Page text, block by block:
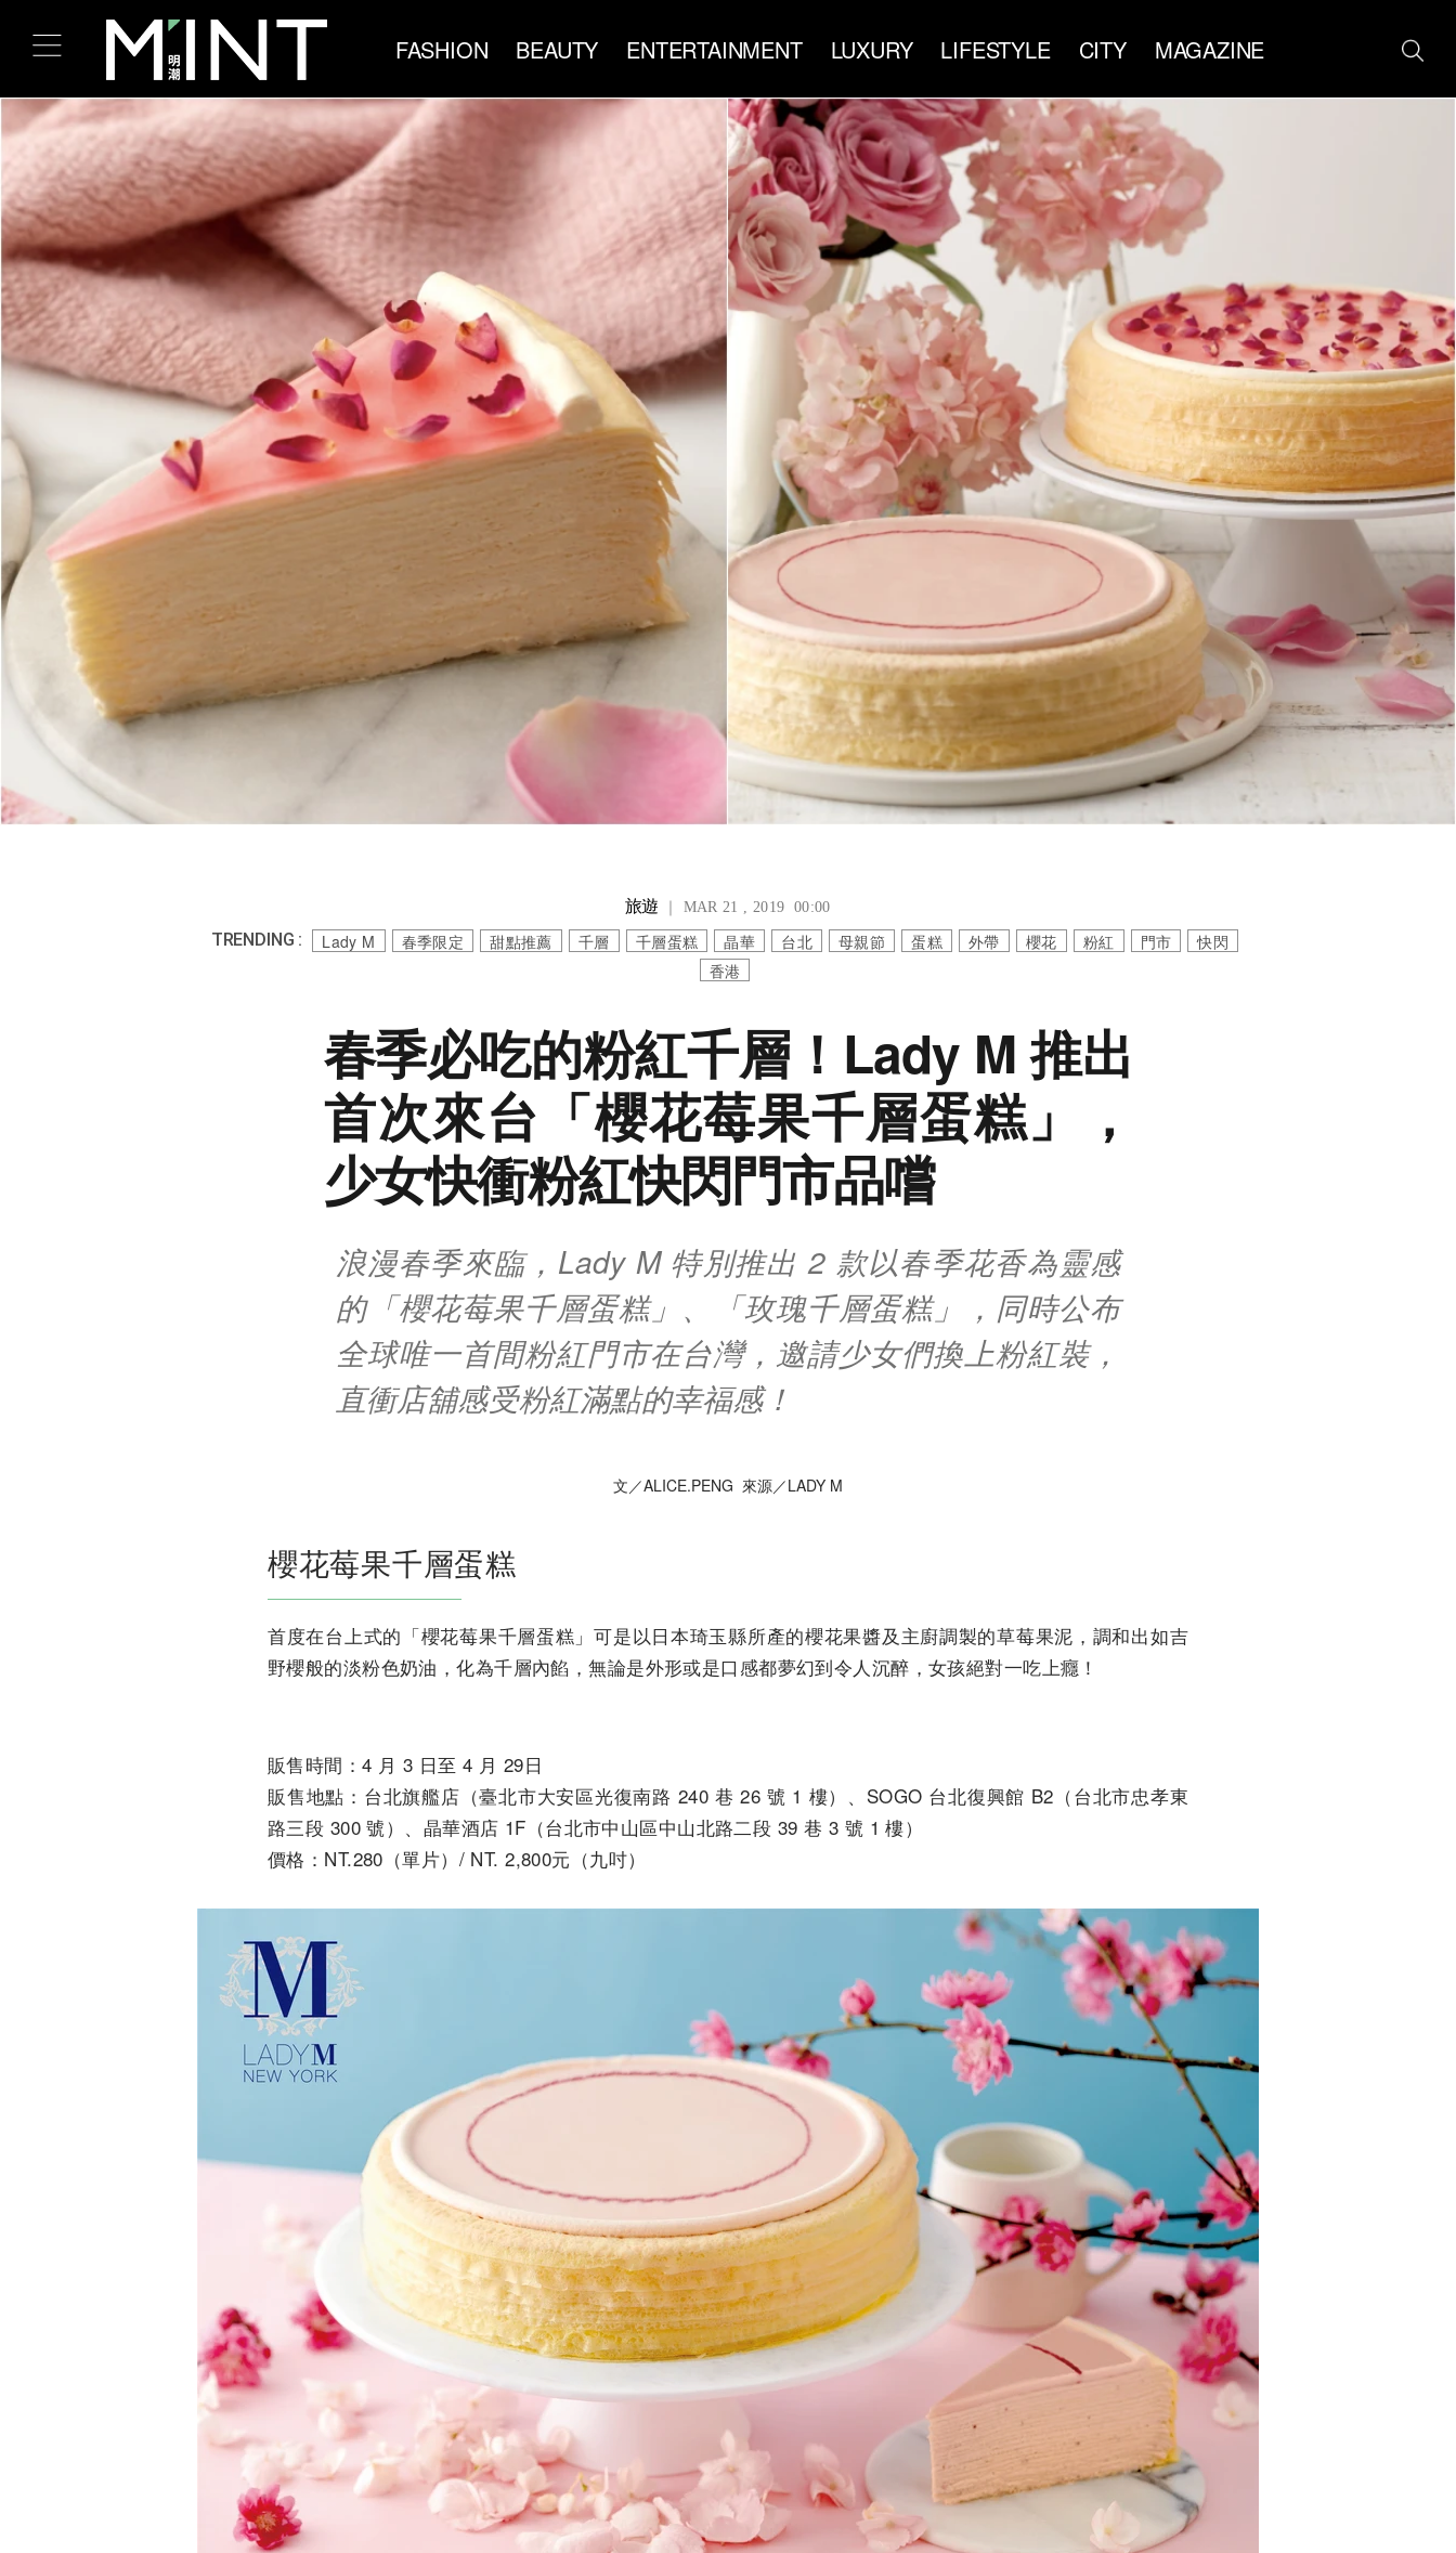
FASHION BEAUTY ENTERTAINMENT LUXURY LIFESTYLE CITY MAGAZINE
旅遊 ｜ MAR 21 , 2019 00:00
TRENDING : Lady M 春季限定 甜點推薦 千層 千層蛋糕 晶華 台北 母親節 蛋糕 外帶 櫻花 粉紅 門市
快閃
香港
春季必吃的粉紅千層！Lady M 推出
首次來台「櫻花莓果千層蛋糕」，
少女快衝粉紅快閃門市品嚐
浪漫春季來臨，Lady M 特別推出 2 款以春季花香為靈感
的「櫻花莓果千層蛋糕」、「玫瑰千層蛋糕」，同時公布
全球唯一首間粉紅門市在台灣，邀請少女們換上粉紅裝，
直衝店舖感受粉紅滿點的幸福感！
文／ALICE.PENG 來源／LADY M
櫻花莓果千層蛋糕
首度在台上式的「櫻花莓果千層蛋糕」可是以日本琦玉縣所產的櫻花果醬及主廚調製的草莓果泥，調和出如吉
野櫻般的淡粉色奶油，化為千層內餡，無論是外形或是口感都夢幻到令人沉醉，女孩絕對一吃上癮！
販售時間：4 月 3 日至 4 月 29日
販售地點：台北旗艦店（臺北市大安區光復南路 240 巷 26 號 1 樓）、SOGO 台北復興館 B2（台北市忠孝東
路三段 300 號）、晶華酒店 1F（台北市中山區中山北路二段 39 巷 3 號 1 樓）
價格：NT.280（單片）/ NT. 2,800元（九吋）